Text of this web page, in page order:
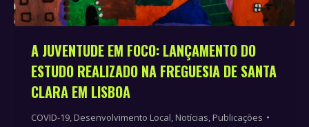
A JUVENTUDE EM FOCO: LANÇAMENTO DO
ESTUDO REALIZADO NA FREGUESIA DE SANTA
CLARA EM LISBOA
COVID-19 Desenvolvimento Local Notícias Publicações